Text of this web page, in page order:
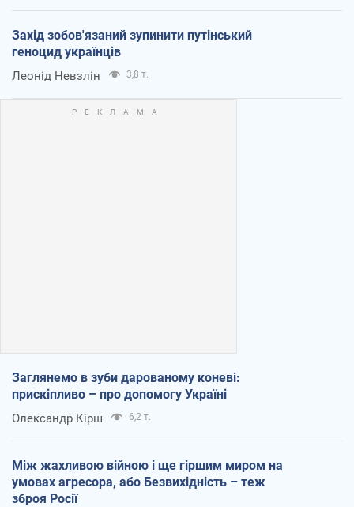
Захід зобов'язаний зупинити путінський
геноцид українців
Леонід Невзлін 3,8 т.
Заглянемо в зуби дарованому коневі:
прискіпливо – про допомогу Україні
Олександр Кірш 6,2 т.
Між жахливою війною і ще гіршим миром на
умовах агресора, або Безвихідність – теж
зброя Росії